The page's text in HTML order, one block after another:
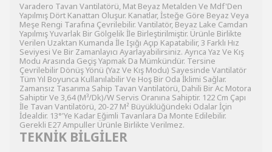
Varadero Tavan Vantilatörü, Mat Beyaz Metalden Ve Mdf'Den
Yapılmış Dört Kanattan Oluşur. Kanatlar, İsteğe Göre Beyaz Veya
Meşe Rengi Tarafına Çevrilebilir. Vantilatör, Beyaz Lake Camdan
Yapılmış Yuvarlak Bir Gölgelik İle Birleştirilmiştir. Ürünle Birlikte
Verilen Uzaktan Kumanda İle Işığı Açıp Kapatabilir, 3 Farklı Hız
Seviyesi Ve Bir Zamanlayıcı Ayarlayabilirsiniz. Ayrıca Yaz Ve Kış
Modu Arasında Geçiş Yapmak Da Mümkündür. Tersine
Çevrilebilir Dönüş Yönü (Yaz Ve Kış Modu) Sayesinde Vantilatör
Tüm Yıl Boyunca Kullanılabilir Ve Hoş Bir Oda İklimi Sağlar.
Zamansız Tasarıma Sahip Tavan Vantilatörü, Dahili Bir Ac Motora
Sahiptir Ve 3,64 (M³/Dk)/W Servis Oranına Sahiptir. 122 Cm Çapı
İle Tavan Vantilatörü, 20-27 M² Büyüklüğündeki Odalar İçin
İdealdir. 13°'Ye Kadar Eğimli Tavanlara Da Monte Edilebilir.
Gerekli E27 Ampuller Ürünle Birlikte Verilmez.
TEKNİK BİLGİLER